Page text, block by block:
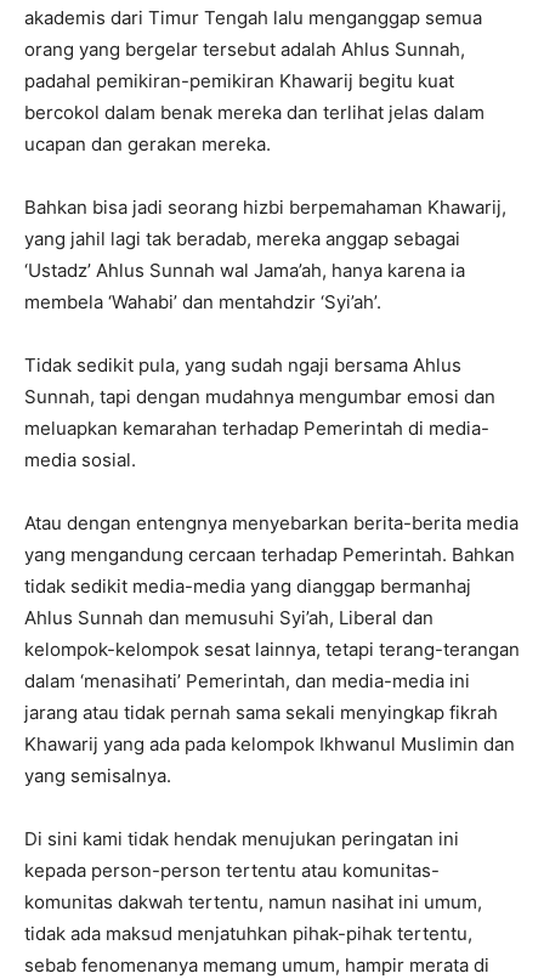
akademis dari Timur Tengah lalu menganggap semua
orang yang bergelar tersebut adalah Ahlus Sunnah,
padahal pemikiran-pemikiran Khawarij begitu kuat
bercokol dalam benak mereka dan terlihat jelas dalam
ucapan dan gerakan mereka.
Bahkan bisa jadi seorang hizbi berpemahaman Khawarij,
yang jahil lagi tak beradab, mereka anggap sebagai
‘Ustadz’ Ahlus Sunnah wal Jama’ah, hanya karena ia
membela ‘Wahabi’ dan mentahdzir ‘Syi’ah’.
Tidak sedikit pula, yang sudah ngaji bersama Ahlus
Sunnah, tapi dengan mudahnya mengumbar emosi dan
meluapkan kemarahan terhadap Pemerintah di media-
media sosial.
Atau dengan entengnya menyebarkan berita-berita media
yang mengandung cercaan terhadap Pemerintah. Bahkan
tidak sedikit media-media yang dianggap bermanhaj
Ahlus Sunnah dan memusuhi Syi’ah, Liberal dan
kelompok-kelompok sesat lainnya, tetapi terang-terangan
dalam ‘menasihati’ Pemerintah, dan media-media ini
jarang atau tidak pernah sama sekali menyingkap fikrah
Khawarij yang ada pada kelompok Ikhwanul Muslimin dan
yang semisalnya.
Di sini kami tidak hendak menujukan peringatan ini
kepada person-person tertentu atau komunitas-
komunitas dakwah tertentu, namun nasihat ini umum,
tidak ada maksud menjatuhkan pihak-pihak tertentu,
sebab fenomenanya memang umum, hampir merata di